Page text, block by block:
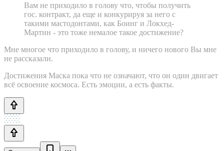
Вам не приходило в голову что, чтобы получить
гос. контракт, да еще и конкурируя за него с
такими мастодонтами, как Боинг и Локхед-
Мартин - это тоже немалое такое достижение?
Мне многое что приходило в голову, и ничего нового Вы мне
не рассказали.
Достижения Маска пока что не означают, что он один двигает
всё освоение космоса. Есть эмоции, а есть факты.